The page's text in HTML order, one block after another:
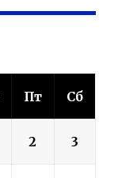
Пт Сб
2 3